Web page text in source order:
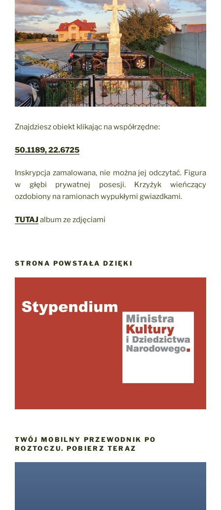
Znajdziesz obiekt klikając na współrzędne:
50.1189, 22.6725
Inskrypcja zamalowana, nie można jej odczytać. Figura
w głębi prywatnej posesji. Krzyżyk wieńczący
ozdobiony na ramionach wypukłymi gwiazdkami.
TUTAJ album ze zdjęciami
STRONA POWSTAŁA DZIĘKI
TWÓJ MOBILNY PRZEWODNIK PO
ROZTOCZU. POBIERZ TERAZ